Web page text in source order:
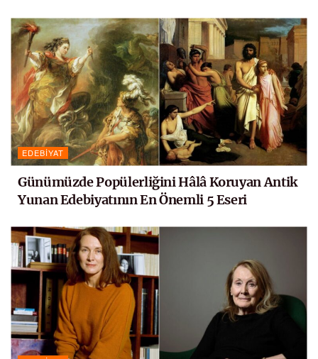
EDEBIYAT
Günümüzde Popülerliğini Hâlâ Koruyan Antik
Yunan Edebiyatının En Önemli 5 Eseri